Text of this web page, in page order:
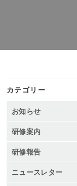
カテゴリー
お知らせ
研修案内
研修報告
ニュースレター